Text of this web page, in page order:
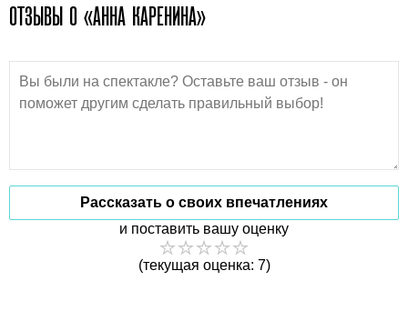
ОТЗЫВЫ О «АННА КАРЕНИНА»
Рассказать о своих впечатлениях
и поставить вашу оценку
(текущая оценка: 7)